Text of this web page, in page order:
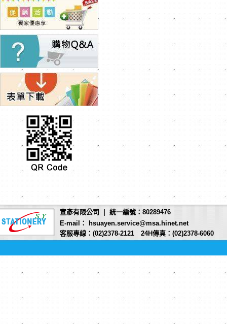
宣彥有限公司 | 統一編號：80289476
E-mail： hsuayen.service@msa.hinet.net
客服專線：(02)2378-2121 24H傳真：(02)2378-6060